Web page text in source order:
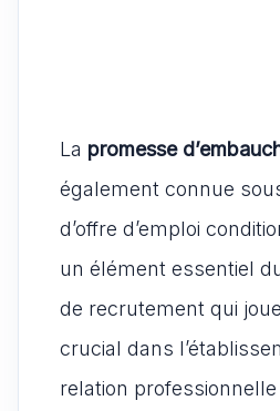
La promesse
également connue
d’offre d’emploi
un élément essentiel
de recrutement qui
crucial dans
relation